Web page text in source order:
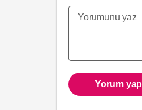
Yorum yap